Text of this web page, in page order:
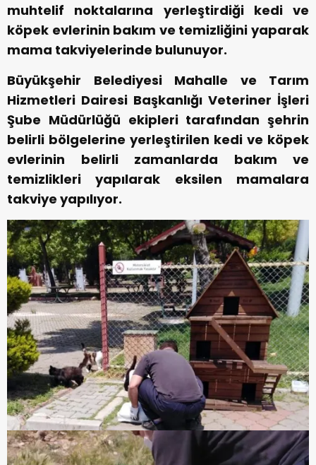
muhtelif noktalarına yerleştirdiği kedi ve
köpek evlerinin bakım ve temizliğini yaparak
mama takviyelerinde bulunuyor.
Büyükşehir Belediyesi Mahalle ve Tarım
Hizmetleri Dairesi Başkanlığı Veteriner İşleri
Şube Müdürlüğü ekipleri tarafından şehrin
belirli bölgelerine yerleştirilen kedi ve köpek
evlerinin belirli zamanlarda bakım ve
temizlikleri yapılarak eksilen mamalara
takviye yapılıyor.